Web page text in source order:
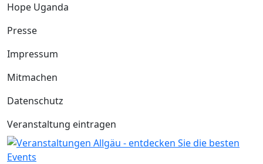
Hope Uganda
Presse
Impressum
Mitmachen
Datenschutz
Veranstaltung eintragen